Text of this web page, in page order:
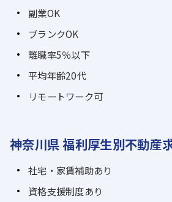
副業OK
ブランクOK
離職率5％以下
平均年齢20代
リモートワーク可
神奈川県 福利厚生別不動産
社宅・家賃補助あり
資格支援制度あり